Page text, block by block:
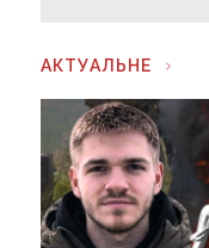
АКТУАЛЬНЕ